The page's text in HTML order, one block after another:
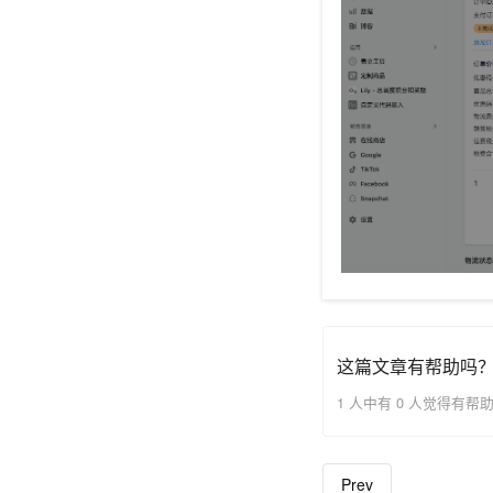
这篇文章有帮助吗
1 人中有 0 人觉得有帮助
Prev